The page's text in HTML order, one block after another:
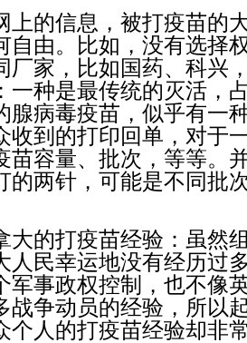
上的信息，被打疫苗的
自由。比如，没有选择
厂家，比如国药、科兴
一种是最传统的灭活，
腺病毒疫苗，似乎有一
收到的打印回单，对于
苗容量、批次，等等。
的两针，可能是不同批
大的打疫苗经验：虽然
人民幸运地没有经历过
军事政权控制，也不像
战争动员的经验，所以
个人的打疫苗经验却非